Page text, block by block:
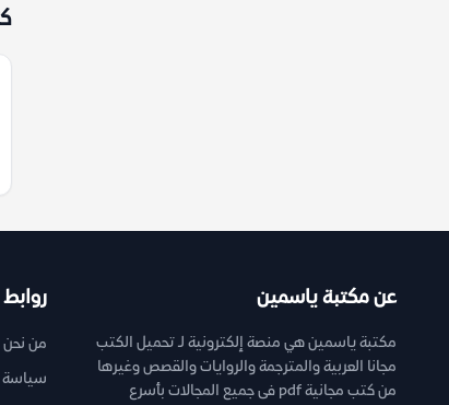
عن مكتبة ياسمين
مكتبة ياسمين هي منصة إلكترونية لـ تحميل الكتب
مجانا العربية والمترجمة والروايات والقصص وغيرها
من كتب مجانية pdf فى جميع المجالات بأسرع
من نحن
سياسة